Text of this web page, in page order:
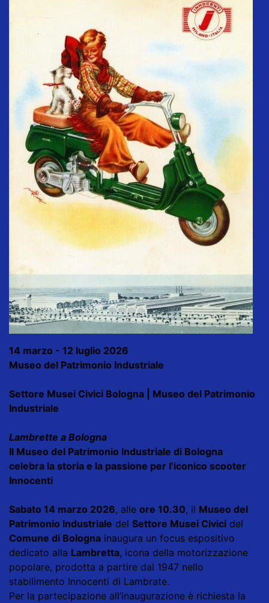
14 marzo - 12 luglio 2026
Museo del Patrimonio Industriale
Settore Musei Civici Bologna | Museo del Patrimonio
Industriale
Lambrette a Bologna
Il Museo del Patrimonio Industriale di Bologna
celebra la storia e la passione per l’iconico scooter
Innocenti
Sabato 14 marzo 2026, alle ore 10.30, il Museo del
Patrimonio Industriale del Settore Musei Civici del
Comune di Bologna inaugura un focus espositivo
dedicato alla Lambretta, icona della motorizzazione
popolare, prodotta a partire dal 1947 nello
stabilimento Innocenti di Lambrate.
Per la partecipazione all’inaugurazione è richiesta la